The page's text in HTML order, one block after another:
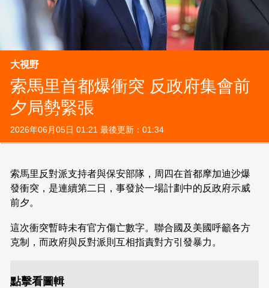
大視野
索馬里首都爆衝突 反政府集會前
夕局勢緊張
2026年06月05日 01:21 最後更新：01:34
索馬里反對派支持者與保安部隊，周四在首都摩加迪沙爆
發衝突，是連續第二日，事發於一場計劃中的反政府示威
前夕。
這次衝突暫時未有官方傷亡數字。聯合國及美國呼籲各方
克制，而政府與反對派則互相指責對方引發暴力。
點擊看圖輯